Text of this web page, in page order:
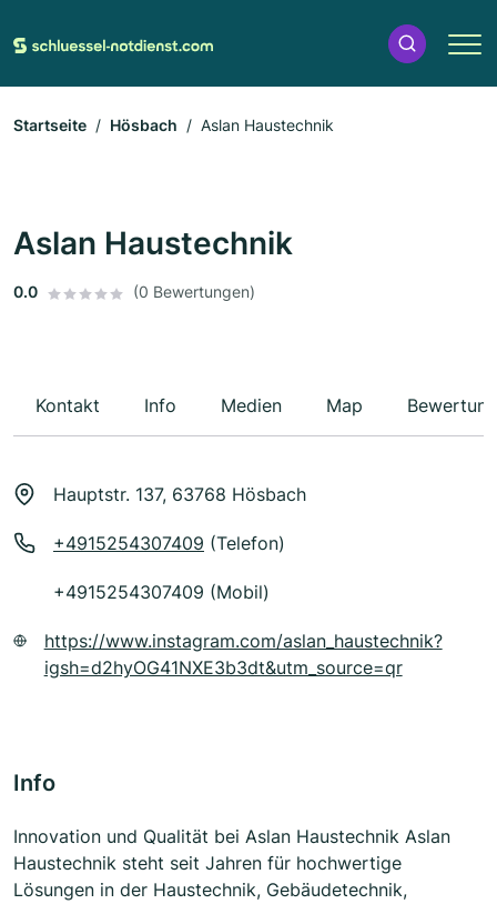
Startseite Hösbach Aslan Haustechnik
Aslan Haustechnik
0.0 (0 Bewertungen)
Kontakt Info Medien Map
Hauptstr. 137, 63768 Hösbach
+4915254307409 (Telefon)
+4915254307409 (Mobil)
https://www.instagram.com/aslan_haustechnik?
igsh=d2hyOG41NXE3b3dt&utm_source=qr
Info
Innovation und Qualität bei Aslan Haustechnik Aslan
Haustechnik steht seit Jahren für hochwertige
Lösungen in der Haustechnik, Gebäudetechnik,